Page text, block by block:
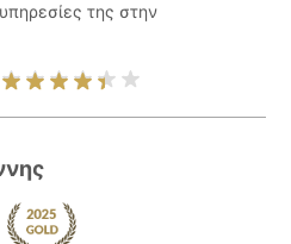
της στην